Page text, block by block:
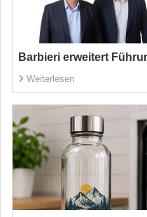
Barbieri erweitert
Weiterlesen